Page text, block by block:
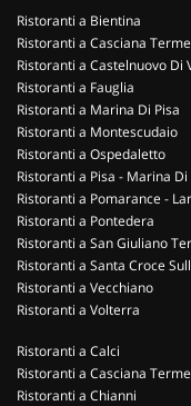
Ristoranti a Bientina
Ristoranti a Casciana Terme
Ristoranti a Castelnuovo Di
Ristoranti a Fauglia
Ristoranti a Marina Di Pisa
Ristoranti a Montescudaio
Ristoranti a Ospedaletto
Ristoranti a Pisa - Marina Di
Ristoranti a Pomarance -
Ristoranti a Pontedera
Ristoranti a San Giuliano
Ristoranti a Santa Croce
Ristoranti a Vecchiano
Ristoranti a Volterra
Ristoranti a Calci
Ristoranti a Casciana Terme
Ristoranti a Chianni